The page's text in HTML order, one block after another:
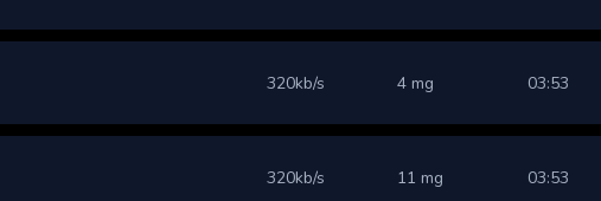
320kb/s 4 mg 03:53
320kb/s 11 mg 03:53